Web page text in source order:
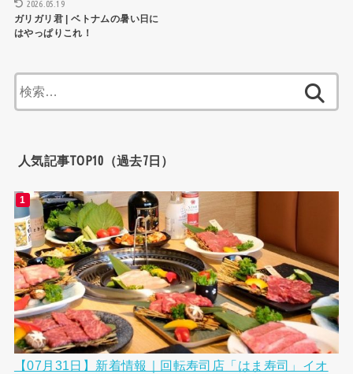
2026.05.19
ガリガリ君 | ベトナムの暑い日に
はやっぱりこれ！
索:
人気記事TOP10（過去7日）
【07月31日】新着情報｜回転寿司店「はま寿司」イオ